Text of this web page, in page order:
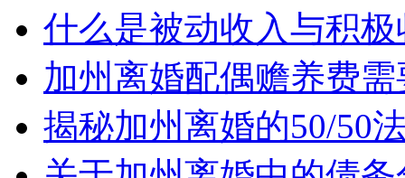
什么是被动收入与积
加州离婚配偶赡养费
揭秘加州离婚的50/50